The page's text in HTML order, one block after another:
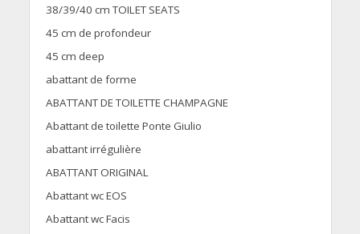
38/39/40 cm TOILET SEATS
45 cm de profondeur
45 cm deep
abattant de forme
ABATTANT DE TOILETTE CHAMPAGNE
Abattant de toilette Ponte Giulio
abattant irrégulière
ABATTANT ORIGINAL
Abattant wc EOS
Abattant wc Facis